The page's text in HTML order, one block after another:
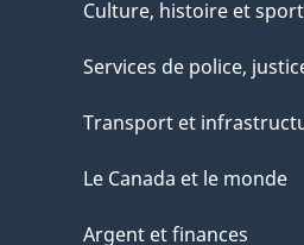
Culture, histoire et sport
Services de police,
Transport et
Le Canada et le monde
Argent et finances